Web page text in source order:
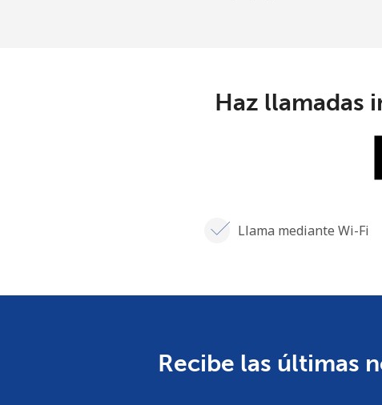
Haz llamadas
Llama mediante Wi-Fi
Recibe las últimas